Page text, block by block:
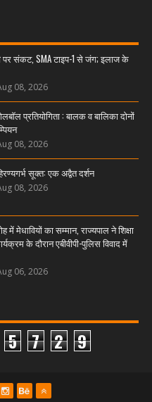
पर संकट, SMA टाइप-1 से जंग; इलाज के
08, 2026
प्रतियोगिता : बालक व बालिका दोनों
08, 2026
सूक्त: एक अद्वैत दर्शन
08, 2026
में मेधावियों का सम्मान, राज्यपाल ने शिक्षा
के दौरान एबीवीपी-पुलिस विवाद में
06, 2026
5 7 2 9